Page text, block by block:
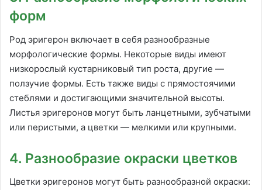
форм
Род эригерон включает в себя разнообразные
морфологические формы. Некоторые виды имеют
низкорослый кустарниковый тип роста, другие —
ползучие формы. Есть также виды с прямостоячими
стеблями и достигающими значительной высоты.
Листья эригеронов могут быть ланцетными, зубчатыми
или перистыми, а цветки — мелкими или крупными.
4. Разнообразие окраски цветков
Цветки эригеронов могут быть разнообразной окраски: